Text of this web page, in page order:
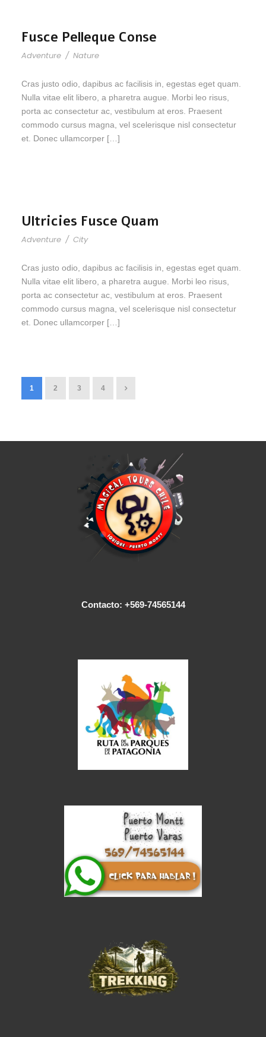
Fusce Pelleque Conse
Adventure / Nature
Cras justo odio, dapibus ac facilisis in, egestas eget quam.
Nulla vitae elit libero, a pharetra augue. Morbi leo risus,
porta ac consectetur ac, vestibulum at eros. Praesent
commodo cursus magna, vel scelerisque nisl consectetur
et. Donec ullamcorper […]
Ultricies Fusce Quam
Adventure / City
Cras justo odio, dapibus ac facilisis in, egestas eget quam.
Nulla vitae elit libero, a pharetra augue. Morbi leo risus,
porta ac consectetur ac, vestibulum at eros. Praesent
commodo cursus magna, vel scelerisque nisl consectetur
et. Donec ullamcorper […]
1 2 3 4
Contacto: +569-74565144